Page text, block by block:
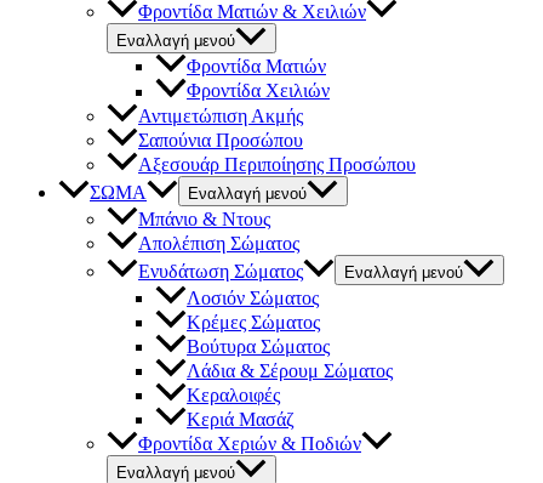
Φροντίδα Ματιών & Χειλιών
Εναλλαγή μενού
Φροντίδα Ματιών
Φροντίδα Χειλιών
Αντιμετώπιση Ακμής
Σαπούνια Προσώπου
Αξεσουάρ Περιποίησης Προσώπου
ΣΩΜΑ
Εναλλαγή μενού
Μπάνιο & Ντους
Απολέπιση Σώματος
Ενυδάτωση Σώματος
Εναλλαγή μενού
Λοσιόν Σώματος
Κρέμες Σώματος
Βούτυρα Σώματος
Λάδια & Σέρουμ Σώματος
Κεραλοιφές
Κεριά Μασάζ
Φροντίδα Χεριών & Ποδιών
Εναλλαγή μενού